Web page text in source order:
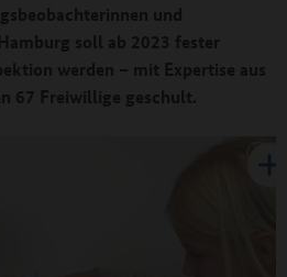
und
soll ab 2023 fester
werden – mit Expertise aus
67 Freiwillige geschult.